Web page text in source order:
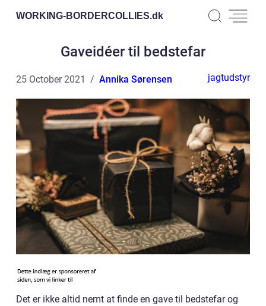
WORKING-BORDERCOLLIES.dk
Gaveidéer til bedstefar
25 October 2021 Annika Sørensen jagtudstyr
Det er ikke altid nemt at finde en gave til bedstefar og